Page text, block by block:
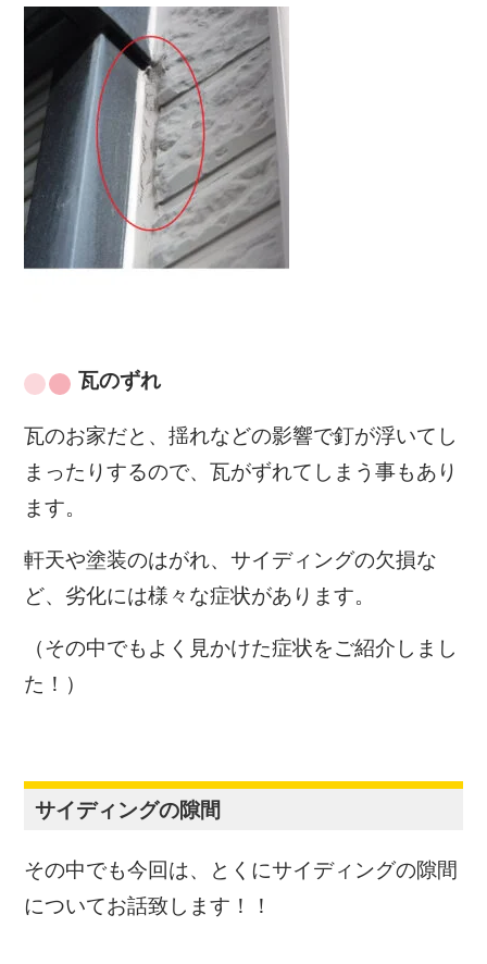
瓦のずれ
瓦のお家だと、揺れなどの影響で釘が浮いてし
まったりするので、瓦がずれてしまう事もあり
ます。
軒天や塗装のはがれ、サイディングの欠損な
ど、劣化には様々な症状があります。
（その中でもよく見かけた症状をご紹介しまし
た！）
サイディングの隙間
その中でも今回は、とくにサイディングの隙間
についてお話致します！！